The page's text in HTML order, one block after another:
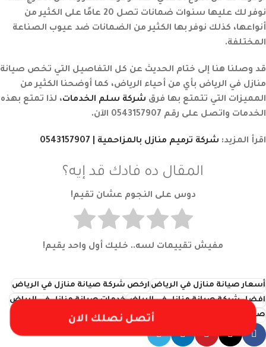
نوفر لك عليها سنوات ضمانات تصل 20 عامًا على الكثير من
أنواعها، كذلك نوفر بها الكثير من الضمانات ضد عيوب الصناعة
المختلفة.
قد وصلنا هنا إلى ختام الحديث عن كل التفاصيل التي تخص صيانة
منازل في الرياض بأي من أحياء الرياض، كما أوضحنا الكثير من
المميزات التي تتمتع بها فرق شركة سلم الخدمات، لذا تمتع بهذه
الخدمات واتصل على رقم 0543157907 الآن.
اقرأ المزيد: شركة ترميم منازل بالمزاحمية | 0543157907
المقال ده فادك قد إيه؟
دوس على النجوم عشان تقيم!
مفيش تقييمات لسه.. خليك أول واحد يقيم!
أسعار صيانة منازل في الرياض ارخص شركة صيانة منازل في الرياض
افضل شركة صيانة منازل في الرياضخدمات صيانة منازل في الرياض
صيانة شقق في الرياض
مميزات صيانة منازل في الرياض
أتصل نصلك الان